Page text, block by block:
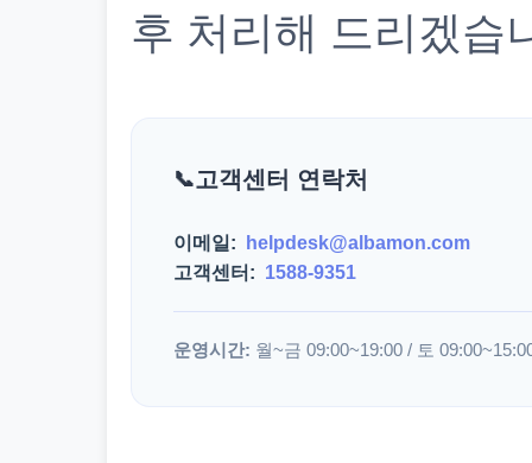
후 처리해 드리겠습
고객센터 연락처
이메일:
helpdesk@albamon.com
고객센터: 1588-9351
운영시간: 월~금 09:00~19:00 / 토